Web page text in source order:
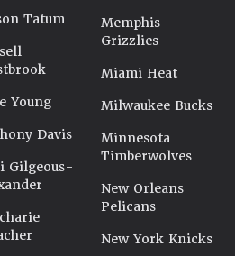
Tatum
Young
Davis
Gilgeous-
Memphis
Grizzlies
Miami Heat
Milwaukee Bucks
Minnesota
Timberwolves
New Orleans
Pelicans
New York Knicks